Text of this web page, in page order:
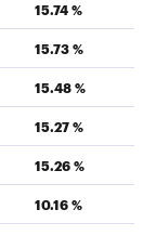
15.74 %
15.73 %
15.48 %
15.27 %
15.26 %
10.16 %